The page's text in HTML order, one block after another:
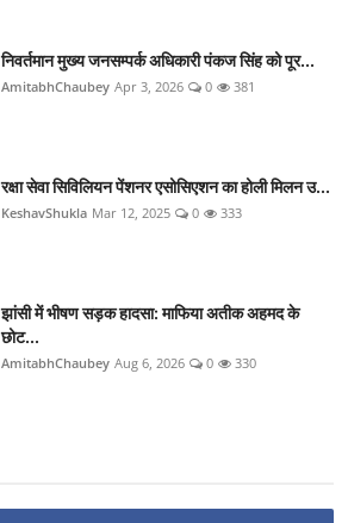
निवर्तमान मुख्य जनसम्पर्क अधिकारी पंकज सिंह को पूर...
AmitabhChaubey Apr 3, 2026 0 381
रक्षा सेवा सिविलियन पेंशनर एसोसिएशन का होली मिलन उ...
KeshavShukla Mar 12, 2025 0 333
झांसी में भीषण सड़क हादसा: माफिया अतीक अहमद के
छोट...
AmitabhChaubey Aug 6, 2026 0 330